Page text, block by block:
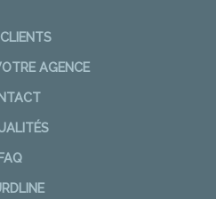
AGENCE